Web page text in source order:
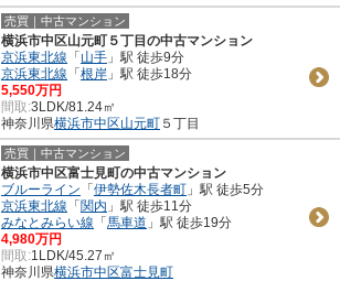
売買｜中古マンション
横浜市中区山元町５丁目の中古マンション
京浜東北線 「山手 」駅 徒歩9分
京浜東北線 「根岸 」駅 徒歩18分
5,550万円
間取:3LDK/81.24㎡
神奈川県横浜市中区山元町 ５丁目
売買｜中古マンション
横浜市中区富士見町の中古マンション
ブルーライン 「伊勢佐木長者町 」駅 徒歩5分
京浜東北線 「関内 」駅 徒歩11分
みなとみらい線 「馬車道 」駅 徒歩19分
4,980万円
間取:1LDK/45.27㎡
神奈川県横浜市中区富士見町